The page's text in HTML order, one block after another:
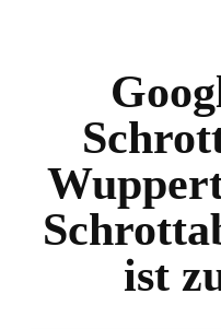
ist